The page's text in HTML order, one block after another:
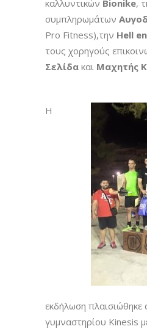
καλλυντικών Bionike,
συμπληρωμάτων
Pro Fitness),την Hell
τους χορηγούς
Σελίδα και Μαχητής
H
εκδήλωση πλαισιώθηκε
γυμναστηρίου Kinesis